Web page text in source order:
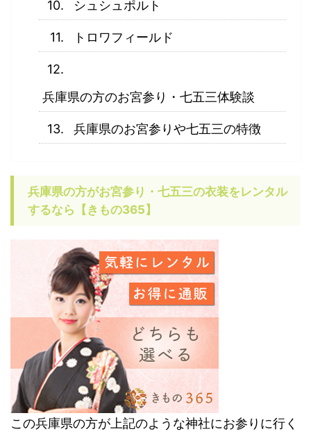
シュシュポルト
トロワフィールド
兵庫県の方のお宮参り・七五三体験談
兵庫県のお宮参りや七五三の特徴
兵庫県の方がお宮参り・七五三の衣装をレンタル
するなら【きもの365】
この兵庫県の方が上記のような神社にお参りに行く